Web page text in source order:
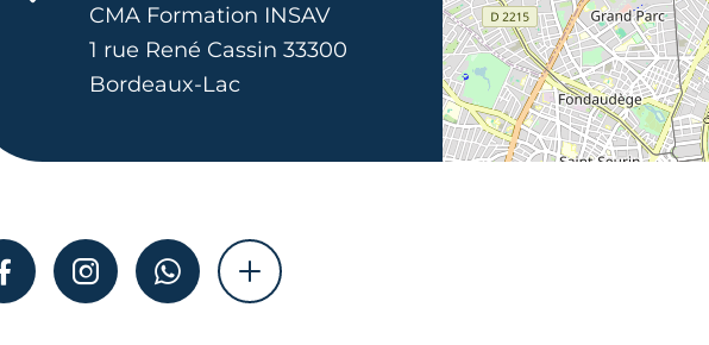
CMA Formation INSAV
1 rue René Cassin 33300
Bordeaux-Lac
FACEBOOKINSTAGRAMWHATSAPPSHOW MORE